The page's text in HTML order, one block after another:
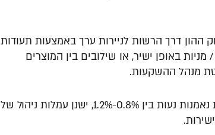
ההון דרך הרשות לניירות ערך באמצעות תעודות
באופן ישיר, או שילובים בין המוצרים
מנהל ההשקעות.
דמי ניהול של קרנות נאמנות נעות בין 0.8%-1.2%, ישנן עמלות ניהול של